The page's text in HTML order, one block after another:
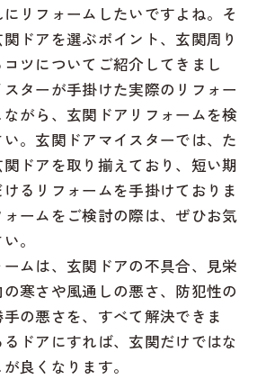
リフォームしたいですよね。そ
ドアを選ぶポイント、玄関周り
ツについてご紹介してきまし
ターが手掛けた実際のリフォー
がら、玄関ドアリフォームを検
。玄関ドアマイスターでは、た
ドアを取り揃えており、短い期
るリフォームを手掛けておりま
ームをご検討の際は、ぜひお気
。
ムは、玄関ドアの不具合、見栄
寒さや風通しの悪さ、防犯性の
の悪さを、すべて解決できま
ドアにすれば、玄関だけではな
良くなります。